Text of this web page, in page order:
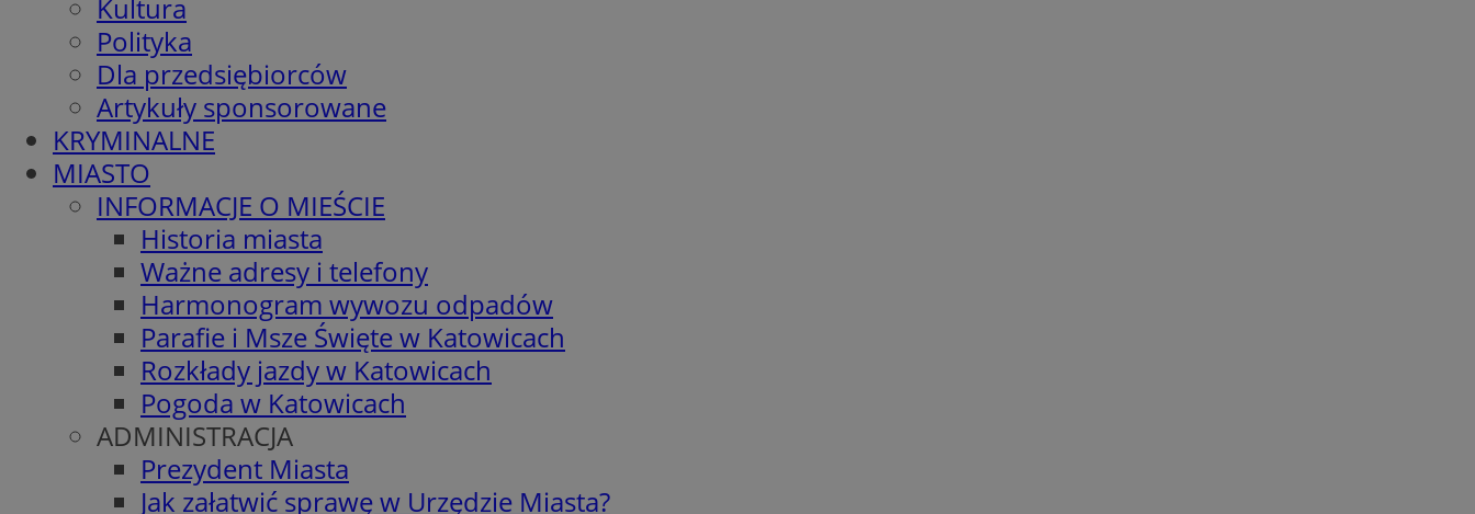
Kultura
Polityka
Dla przedsiębiorców
Artykuły sponsorowane
KRYMINALNE
MIASTO
INFORMACJE O MIEŚCIE
Historia miasta
Ważne adresy i telefony
Harmonogram wywozu odpadów
Parafie i Msze Święte w Katowicach
Rozkłady jazdy w Katowicach
Pogoda w Katowicach
ADMINISTRACJA
Prezydent Miasta
Jak załatwić sprawę w Urzędzie Miasta?